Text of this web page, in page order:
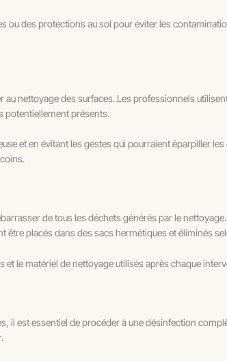
ou des protections au sol pour éviter les
nettoyage des surfaces. Les professionnels
potentiellement présents.
et en évitant les gestes qui pourraient éparpiller
de tous les déchets générés par le
placés dans des sacs hermétiques et éliminés
et le matériel de nettoyage utilisés après chaque
il est essentiel de procéder à une désinfection